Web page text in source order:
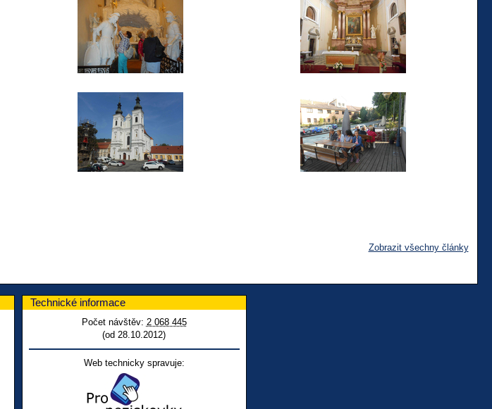
Zobrazit všechny články
Technické informace
Počet návštěv: 2 068 445
(od 28.10.2012)
Web technicky spravuje: